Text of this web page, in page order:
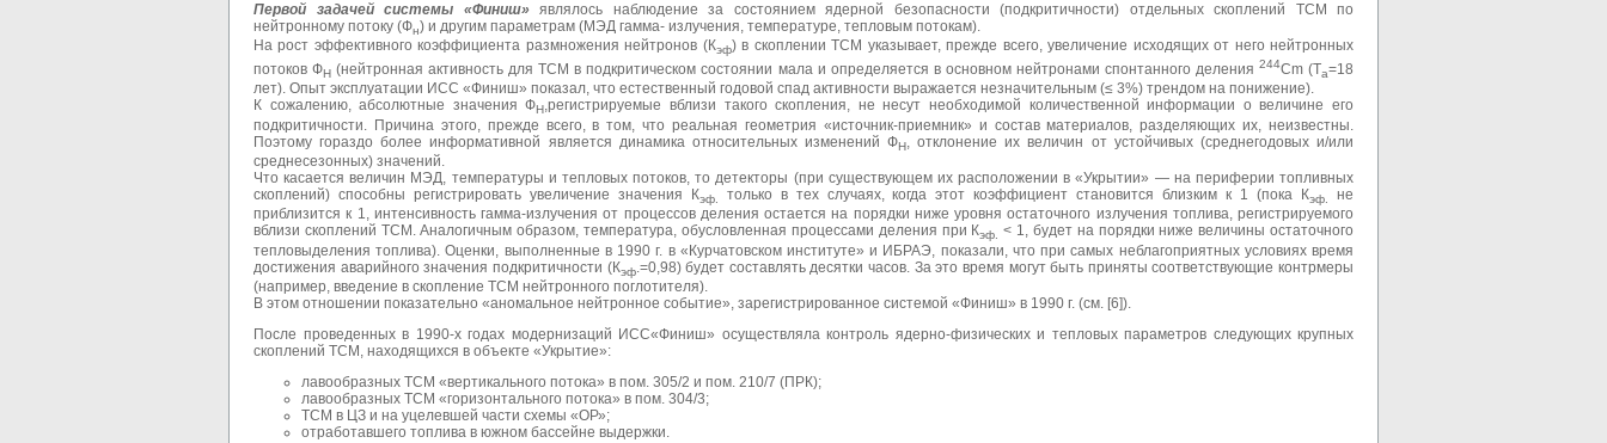
Первой задачей системы «Финиш»являлось наблюдение за состоянием ядерной безопасности (подкритичности) отдельных скоплений ТСМ по
нейтронному потоку (Фн) и другим параметрам (МЭД гамма- излучения, температуре, тепловым потокам).
На рост эффективного коэффициента размножения нейтронов (Кэф) в скоплении ТСМ указывает, прежде всего, увеличение исходящих от него нейтронных
потоков ФН (нейтронная активность для ТСМ в подкритическом состоянии мала и определяется в основном нейтронами спонтанного деления 244Cm (Тa=18
лет). Опыт эксплуатации ИСС «Финиш» показал, что естественный годовой спад активности выражается незначительным (≤ 3%) трендом на понижение).
К сожалению, абсолютные значения ФН,регистрируемые вблизи такого скопления, не несут необходимой количественной информации о величине его
подкритичности. Причина этого, прежде всего, в том, что реальная геометрия «источник-приемник» и состав материалов, разделяющих их, неизвестны.
Поэтому гораздо более информативной является динамика относительных изменений ФН
, отклонение их величин от устойчивых (среднегодовых и/или
среднесезонных) значений.
Что касается величин МЭД, температуры и тепловых потоков, то детекторы (при существующем их расположении в «Укрытии» — на периферии топливных
скоплений) способны регистрировать увеличение значения Кэф. только в тех случаях, когда этот коэффициент становится близким к 1 (пока Кэф.не
приблизится к 1, интенсивность гамма-излучения от процессов деления остается на порядки ниже уровня остаточного излучения топлива, регистрируемого
вблизи скоплений ТСМ. Аналогичным образом, температура, обусловленная процессами деления при Кэф. < 1, будет на порядки ниже величины остаточного
тепловыделения топлива). Оценки, выполненные в 1990 г. в «Курчатовском институте» и ИБРАЭ, показали, что при самых неблагоприятных условиях время
достижения аварийного значения подкритичности (Кэф.=0,98) будет составлять десятки часов. За это время могут быть приняты соответствующие контрмеры
(например, введение в скопление ТСМ нейтронного поглотителя).
В этом отношении показательно «аномальное нейтронное событие», зарегистрированное системой «Финиш» в 1990 г. (см. [6]).
После проведенных в 1990-х годах модернизаций ИСС«Финиш» осуществляла контроль ядерно-физических и тепловых параметров следующих крупных
скоплений ТСМ, находящихся в объекте «Укрытие»:
лавообразных ТСМ «вертикального потока» в пом. 305/2 и пом. 210/7 (ПРК);
лавообразных ТСМ «горизонтального потока» в пом. 304/3;
ТСМ в ЦЗ и на уцелевшей части схемы «ОР»;
отработавшего топлива в южном бассейне выдержки.